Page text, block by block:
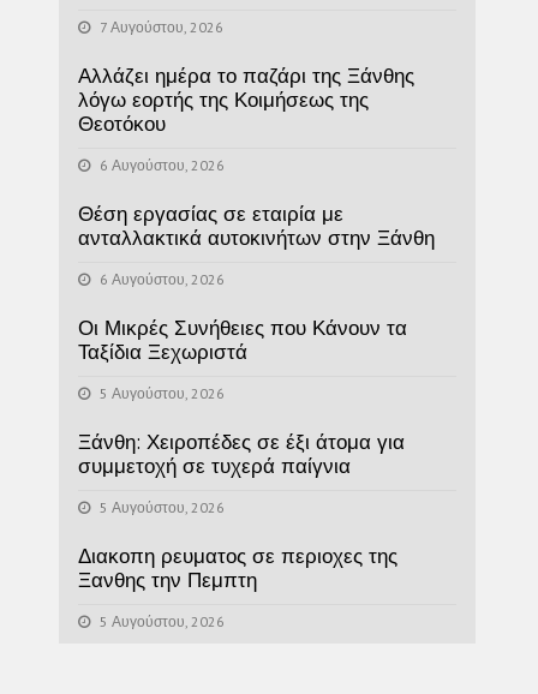
7 Αυγούστου, 2026
Αλλάζει ημέρα το παζάρι της Ξάνθης
λόγω εορτής της Κοιμήσεως της
Θεοτόκου
6 Αυγούστου, 2026
Θέση εργασίας σε εταιρία με
ανταλλακτικά αυτοκινήτων στην Ξάνθη
6 Αυγούστου, 2026
Οι Μικρές Συνήθειες που Κάνουν τα
Ταξίδια Ξεχωριστά
5 Αυγούστου, 2026
Ξάνθη: Χειροπέδες σε έξι άτομα για
συμμετοχή σε τυχερά παίγνια
5 Αυγούστου, 2026
Διακοπη ρευματος σε περιοχες της
Ξανθης την Πεμπτη
5 Αυγούστου, 2026